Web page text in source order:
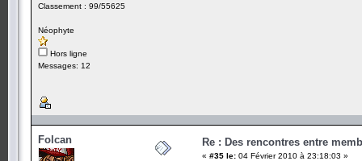
Classement : 99/55625
Néophyte
Hors ligne
Messages: 12
Folcan Re : Des rencontres entre
« #35 le: 04 Février 2010 à 23:18:03 »